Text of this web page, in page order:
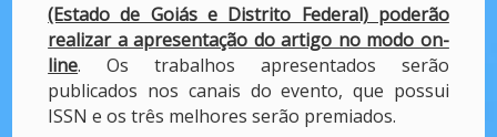
(Estado de Goiás e Distrito Federal) poderão
realizar a apresentação do artigo no modo on-
line. Os trabalhos apresentados serão
publicados nos canais do evento, que possui
ISSN e os três melhores serão premiados.